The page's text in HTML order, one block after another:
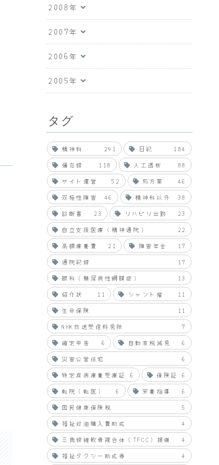
2008年
2007年
2006年
2005年
タグ
精神科 291 日記
184
備忘録
118 人工透析
88
サイト運営
52 処方薬
46
双極性障害
46 精神科以外
38
診断書
23 リハビリ出勤
23
自立支援医療（精神通院）
22
高額療養費
21 障害年金
17
通院記録
17
眼科（糖尿病性網膜症）
13
紹介状
11 シャント瘤
11
生命保険
11
NHK放送受信料免除
7
確定申告
6 自動車税減免
6
災害公営住宅
6
特定疾病療養受療証
6 保険証
6
転院（転医）
6 栄養指導
6
国民健康保険税
5
福祉灯油購入費助成
4
三角線維軟骨複合体（TFCC）損傷
4
福祉タクシー助成券
4